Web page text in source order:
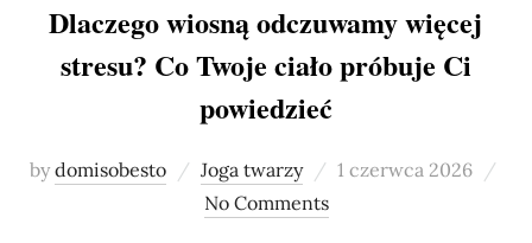
Dlaczego wiosną odczuwamy więcej
stresu? Co Twoje ciało próbuje Ci
powiedzieć
bydomisobesto Joga twarzy
Posted
1 czerwca 2026
No Comments